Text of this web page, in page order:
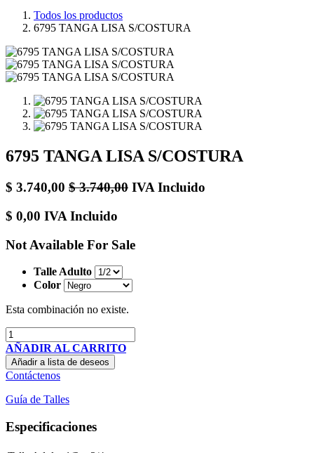
Todos los productos
6795 TANGA LISA S/COSTURA
6795 TANGA LISA S/COSTURA
$ 3.740,00 $3.740,00 IVA Incluido
$ 0,00 IVA Incluido
Not Available For Sale
Talle Adulto
Color
Esta combinación no existe.
AÑADIR AL CARRITO
Añadir a lista de deseos
Contáctenos
Guía de Talles
Especificaciones